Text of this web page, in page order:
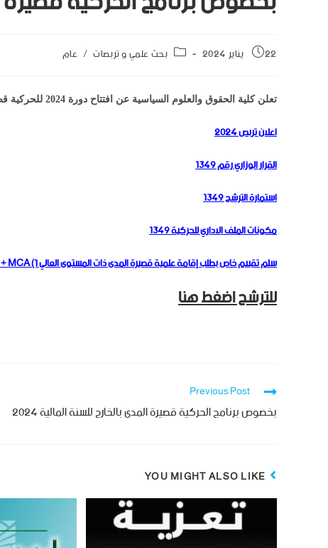
22 يناير 2024 بحث علمي و تربصات / عام
تعلن كلية الحقوق والعلوم السياسية عن افتتاح دورة 2024 للحركية قصيرة المدى بالخارج
اعلان تربص 2024
القرار الوزاري رقم 1349
استمارة الترشح 1349
مكونات الملف الاداري للحركية 1349
سلم تقييم خاص بطلب إقامة علمية قصيرة المدى ذات المستوى العالي Pr + MCA (1
للترشح اضغط هنا
Previous Post
بخصوص برنامج الحركية قصيرة المدى بالخارج للسنة المالية 2024
YOU MIGHT ALSO LIKE